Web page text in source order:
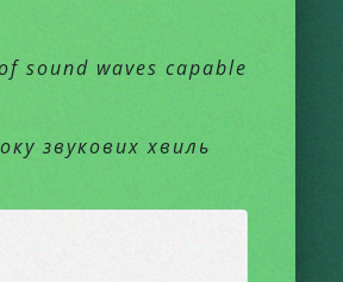
sound waves capable
звукових хвиль